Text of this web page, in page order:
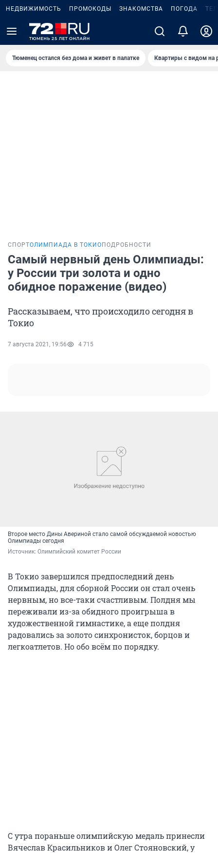
НЕДВИЖИМОСТЬ ПРОМОКОДЫ ЗНАКОМСТВА ПОГОДА
Тюменец остался без дома и живет в палатке Квартиры с видом на
СПОРТОЛИМПИАДА В ТОКИО ПОДРОБНОСТИ
Самый нервный день Олимпиады:
у России три золота и одно
обидное поражение (видео)
Рассказываем, что происходило сегодня в
Токио
7 августа 2021, 19:56 4 715
Второе место Дины Авериной стало самой обсуждаемой новостью
Олимпиады сегодня
Источник: Олимпийский комитет России
В Токио завершился предпоследний день
Олимпиады, для сборной России он стал очень
нервным, но все-таки счастливым. Полдня мы
переживали из-за обидного проигрыша в
художественной гимнастике, а еще полдня
радовались за золото синхронисток, борцов и
легкоатлетов. Но обо всём по порядку.
С утра пораньше олимпийскую медаль принесли
Вячеслав Красильников и Олег Стояновский, у